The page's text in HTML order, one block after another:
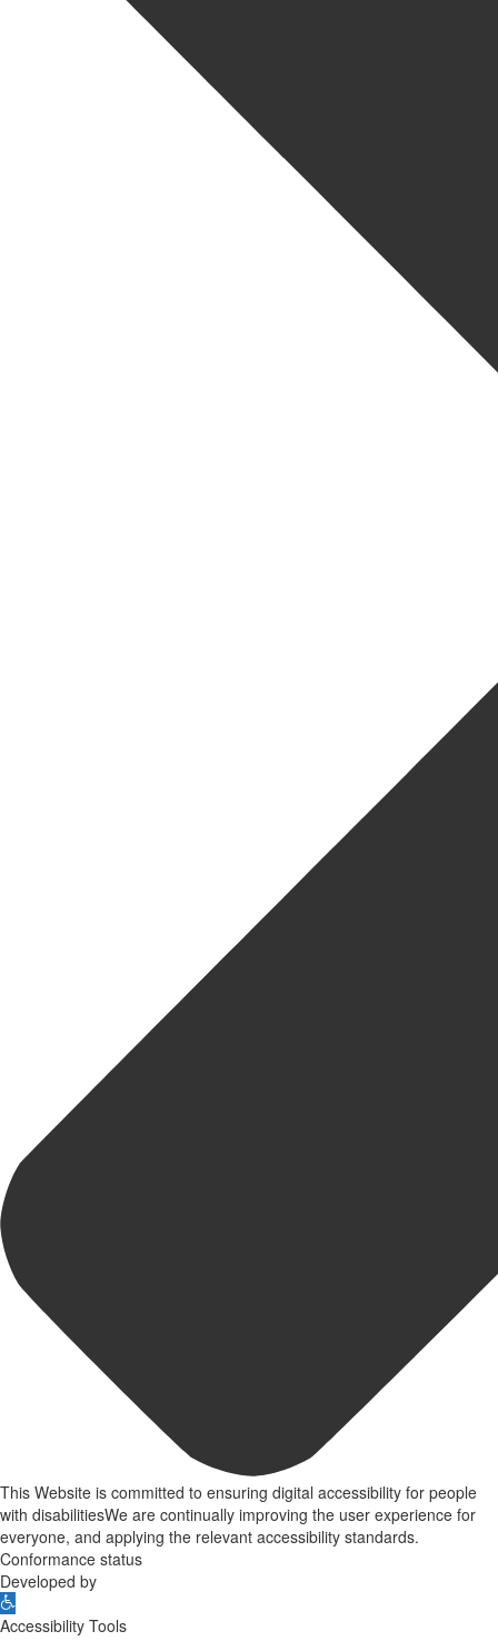
This Website is committed to ensuring digital accessibility for people
with disabilitiesWe are continually improving the user experience for
everyone, and applying the relevant accessibility standards.
Conformance status
Developed by
Open
toolbar
Accessibility Tools